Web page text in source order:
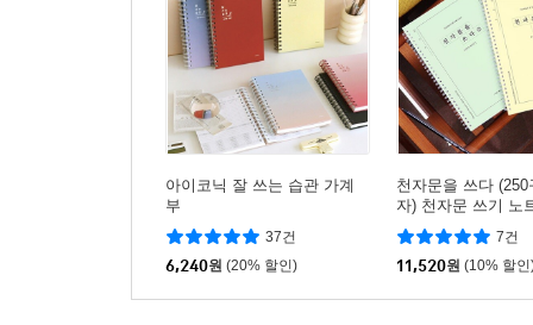
아이코닉 잘 쓰는 습관 가계
부
37건
6,240원 (20% 할인)
천자문을 쓰다 (250
자) 천자문 쓰기 노
학습지⑩)
7건
11,520원 (10% 할인